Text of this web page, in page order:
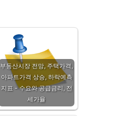
부동산시장 전망, 주택가격,
아파트가격 상승, 하락예측
지표 - 수요와 공급금리, 전
세가율